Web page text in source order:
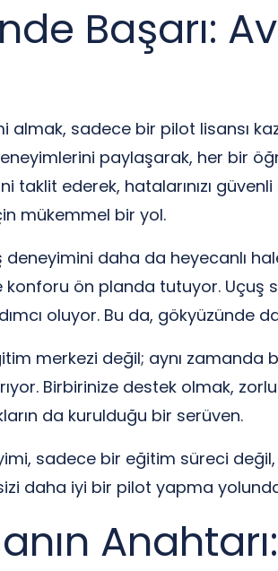
Başarı:
sadece bir pilot lisansı
paylaşarak, her bir
taklit ederek, hatalarınızı
mükemmel bir yol.
daha da heyecanlı
ön planda tutuyor. Uçuş
oluyor. Bu da, gökyüzünde
merkezi değil; aynı zamanda
Birbirinize destek olmak,
da kurulduğu bir serüven.
sadece bir eğitim süreci
daha iyi bir pilot yapma